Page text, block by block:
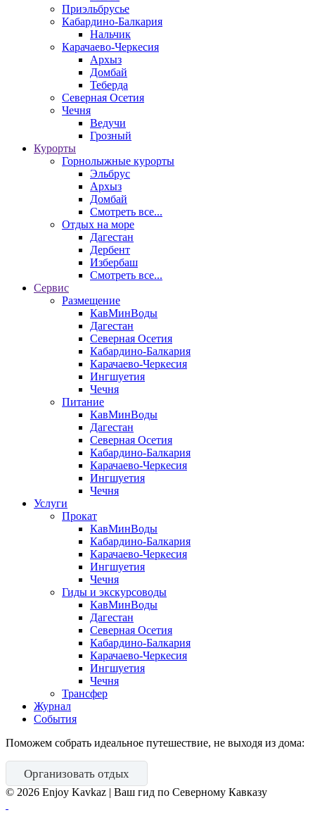
Приэльбрусье
Кабардино-Балкария
Нальчик
Карачаево-Черкесия
Архыз
Домбай
Теберда
Северная Осетия
Чечня
Ведучи
Грозный
Курорты
Горнолыжные курорты
Эльбрус
Архыз
Домбай
Смотреть все...
Отдых на море
Дагестан
Дербент
Избербаш
Смотреть все...
Сервис
Размещение
КавМинВоды
Дагестан
Северная Осетия
Кабардино-Балкария
Карачаево-Черкесия
Ингшуетия
Чечня
Питание
КавМинВоды
Дагестан
Северная Осетия
Кабардино-Балкария
Карачаево-Черкесия
Ингшуетия
Чечня
Услуги
Прокат
КавМинВоды
Кабардино-Балкария
Карачаево-Черкесия
Ингшуетия
Чечня
Гиды и экскурсоводы
КавМинВоды
Дагестан
Северная Осетия
Кабардино-Балкария
Карачаево-Черкесия
Ингшуетия
Чечня
Трансфер
Журнал
События
Поможем собрать идеальное путешествие, не выходя из дома:
Организовать отдых
© 2026 Enjoy Kavkaz | Ваш гид по Северному Кавказу